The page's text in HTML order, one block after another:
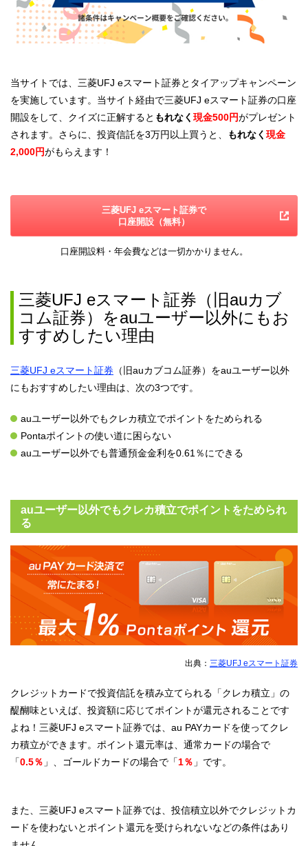
当サイトでは、三菱UFJ eスマート証券とタイアップキャンペーン
を実施しています。当サイト経由で三菱UFJ eスマート証券の口座
開設をして、クイズに正解すると もれなく 現金500円がプレゼント
されます。さらに、投資信託を3万円以上買うと、
もれなく 現金
2,000円がもらえます！
三菱UFJ eスマート証券で
口座開設（無料）
口座開設料・年会費などは一切かかりません。
三菱UFJ eスマート証券（旧auカブ
コム証券）をauユーザー以外にもお
すすめしたい理由
三菱UFJ eスマート証券 （旧auカブコム証券）をauユーザー以外
にもおすすめしたい理由は、次の3つです。
auユーザー以外でもクレカ積立でポイントをためられる
Pontaポイントの使い道に困らない
auユーザー以外でも普通預金金利を0.61％にできる
auユーザー以外でもクレカ積立でポイントをためられ
る
出典： 三菱UFJ eスマート証券
クレジットカードで投資信託を積み立てられる「クレカ積立」の
醍醐味といえば、投資額に応じてポイントが還元されることです
よね！三菱UFJ eスマート証券では、au PAYカードを使ってクレ
カ積立ができます。ポイント還元率は、通常カードの場合で
「0.5％ 」、ゴールドカードの場合で「1％ 」です。
また、三菱UFJ eスマート証券では、投信積立以外でクレジットカ
ードを使わないとポイント還元を受けられないなどの条件はあり